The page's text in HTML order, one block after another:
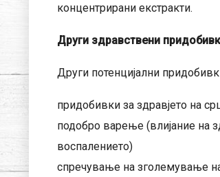
концентрирани екстракти.
Други здравствени
Други потенцијални
придобивки за здравјето на
подобро варење (влијание на
воспалението)
спречување на зголемување